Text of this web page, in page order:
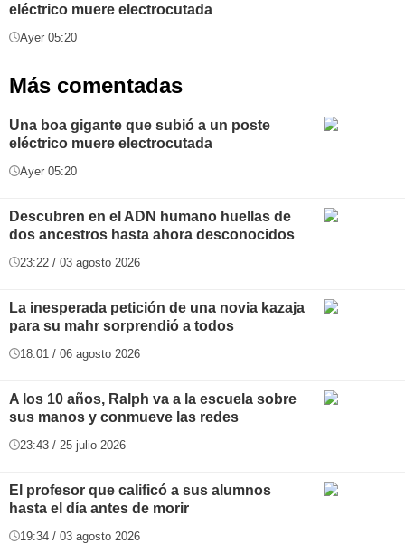
eléctrico muere electrocutada
Ayer 05:20
Más comentadas
Una boa gigante que subió a un poste
eléctrico muere electrocutada
Ayer 05:20
Descubren en el ADN humano huellas de
dos ancestros hasta ahora desconocidos
23:22 / 03 agosto 2026
La inesperada petición de una novia kazaja
para su mahr sorprendió a todos
18:01 / 06 agosto 2026
A los 10 años, Ralph va a la escuela sobre
sus manos y conmueve las redes
23:43 / 25 julio 2026
El profesor que calificó a sus alumnos
hasta el día antes de morir
19:34 / 03 agosto 2026